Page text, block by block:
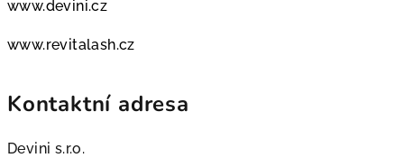
www.devini.cz
www.revitalash.cz
Kontaktní adresa
Devini s.r.o.